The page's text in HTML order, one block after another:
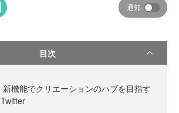
通知
目次
新機能でクリエーションのハブを目指す
Twitter